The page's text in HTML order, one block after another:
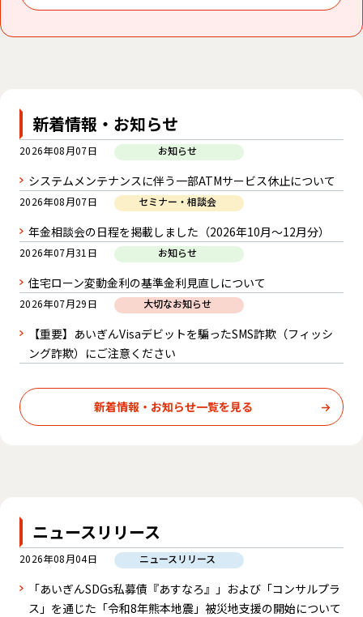
新着情報・お知らせ
2026年08月07日 お知らせ
システムメンテナンスに伴う一部ATMサービス休止について
2026年08月07日 セミナー・相談会
年金相談会の日程を掲載しました（2026年10月～12月分）
2026年07月31日 お知らせ
住宅ローン変動金利の基準金利見直しについて
2026年07月29日 大切なお知らせ
【重要】あいぎんVisaデビットを騙ったSMS詐欺（フィッシ
ング詐欺）にご注意ください
新着情報・お知らせ一覧を見る
ニュースリリース
2026年08月04日 ニュースリリース
「あいぎんSDGs私募債『あすなろ』」および「コンサルプラ
ス」を通じた「令和8年熊本地震」被災地支援の開始について